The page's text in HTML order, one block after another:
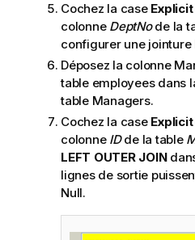
Cochez la case
colonne DeptNode la
configurer une jointure
Déposez la colonne
table employees dans
table Managers.
Cochez la case
colonne IDde la table
LEFT OUTER JOIN
lignes de sortie
Null.